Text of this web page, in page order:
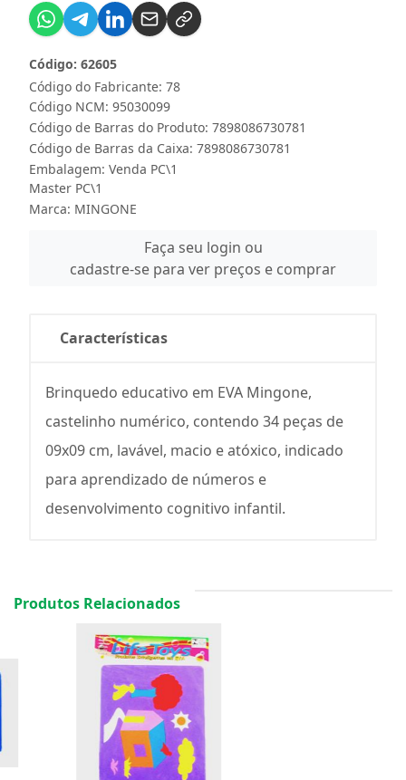
Código do Fabricante: 78
Código: 62605
Código NCM: 95030099
Código de Barras do Produto: 7898086730781
Código de Barras da Caixa: 7898086730781
Embalagem: Venda PC\1
Master PC\1
Marca: MINGONE
Faça seu login ou
cadastre-se para ver preços e comprar
Características
Brinquedo educativo em EVA Mingone,
castelinho numérico, contendo 34 peças de
09x09 cm, lavável, macio e atóxico, indicado
para aprendizado de números e
desenvolvimento cognitivo infantil.
Produtos Relacionados